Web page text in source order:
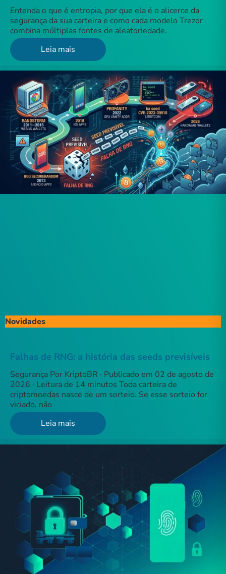
Entenda o que é entropia, por que ela é o alicerce da
segurança da sua carteira e como cada modelo Trezor
combina múltiplas fontes de aleatoriedade.
Leia mais
Novidades
Falhas de RNG: a história das seeds previsíveis
Segurança Por KriptoBR · Publicado em 02 de agosto de
2026 · Leitura de 14 minutos Toda carteira de
criptomoedas nasce de um sorteio. Se esse sorteio for
viciado, não
Leia mais